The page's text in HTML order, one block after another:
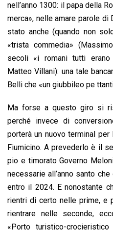
nell’anno 1300: il papa della
merca», nelle amare parole di
stato anche (quando non
«trista commedia»
secoli «i romani tutti
Matteo Villani): una tale
Belli che «un giubbileo pe
Ma forse a questo giro si
perché invece di
porterà un nuovo terminal
Fiumicino. A prevederlo è il
pio e timoratoGoverno
necessarie all’anno santo
entro il 2024. E nonostante
rientri di certo nelle prime, e
rientrare nelle seconde,
«Porto turistico-